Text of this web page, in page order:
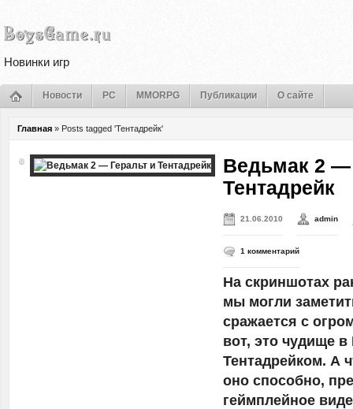
Новинки игр
Новости PC MMORPG Публикации О сайте
Главная » Posts tagged 'Тентадрейк'
Ведьмак 2 —
Тентадрейк
21.06.2010 admin
1 комментарий
На скриншотах
мы могли
сражается с
вот, это чудище
Тентадрейком. А
оно способно,
геймплейное